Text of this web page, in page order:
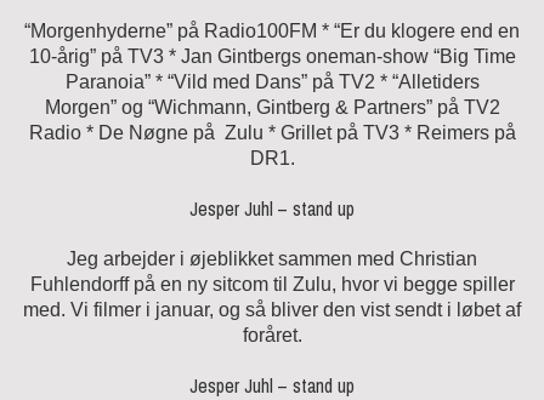
“Morgenhyderne” på Radio100FM * “Er du klogere end en
10-årig” på TV3 * Jan Gintbergs oneman-show “Big Time
Paranoia” * “Vild med Dans” på TV2 * “Alletiders
Morgen” og “Wichmann, Gintberg & Partners” på TV2
Radio * De Nøgne på Zulu * Grillet på TV3 * Reimers på
DR1.
Jesper Juhl – stand up
Jeg arbejder i øjeblikket sammen med Christian
Fuhlendorff på en ny sitcom til Zulu, hvor vi begge spiller
med. Vi filmer i januar, og så bliver den vist sendt i løbet af
foråret.
Jesper Juhl – stand up